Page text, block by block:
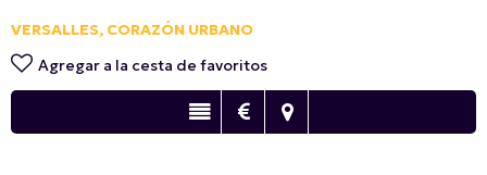
VERSALLES, CORAZÓN URBANO
Agregar a la cesta de favoritos